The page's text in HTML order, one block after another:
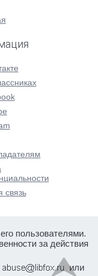
связь
пользователями.
за действия
или